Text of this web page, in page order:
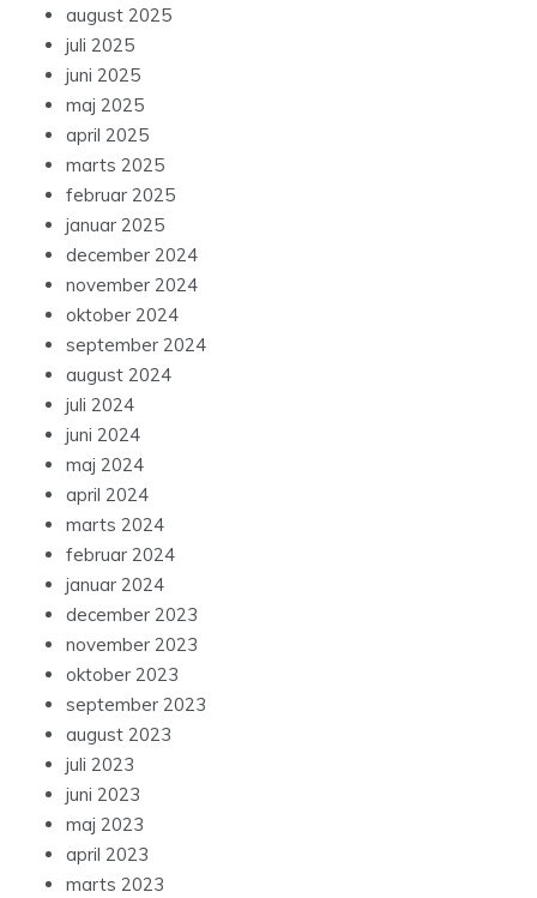
august 2025
juli 2025
juni 2025
maj 2025
april 2025
marts 2025
februar 2025
januar 2025
december 2024
november 2024
oktober 2024
september 2024
august 2024
juli 2024
juni 2024
maj 2024
april 2024
marts 2024
februar 2024
januar 2024
december 2023
november 2023
oktober 2023
september 2023
august 2023
juli 2023
juni 2023
maj 2023
april 2023
marts 2023